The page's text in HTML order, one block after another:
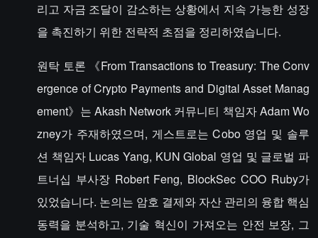
리고 자금 조달이 감소하는 상황에서 지속 가능한 성장
을 촉진하기 위한 전략적 초점을 정리하였습니다.
원탁 토론 《From Transactions to Treasury: The Conv
ergence of Crypto Payments and Digital Asset Manag
ement》는 Akash Network 커뮤니티 책임자 Adam Wo
zney가 주재하였으며, 게스트로는 Cobo 영업 및 솔루
션 책임자 Lucas Yang, KUN Global 영업 및 글로벌 파
트너십 부사장 Robert Feng, BlockSec COO Ruby가
있었습니다. 논의는 암호 결제와 자산 관리의 융합 핵심
동력을 분석하고, 기술 혁신이 가져오는 안전 보장, 그